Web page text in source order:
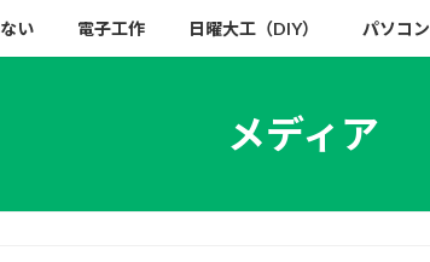
い 電子工作 日曜大工（DIY） パソコン
メディア